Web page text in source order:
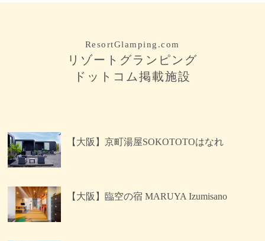
ResortGlamping.com
リゾートグランピング
ドットコム掲載施設
【大阪】京町湯屋SOKOTOTOはなれ
【大阪】臨空の宿 MARUYA Izumisano